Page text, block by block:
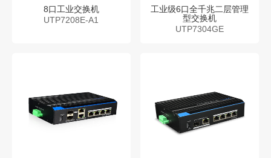
8口工业交换机
UTP7208E-A1
工业级6口全千兆二层管理
型交换机
UTP7304GE